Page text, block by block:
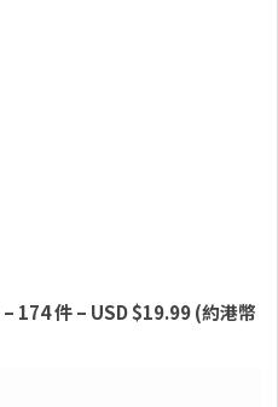
– 174 件– USD $19.99 (約港幣